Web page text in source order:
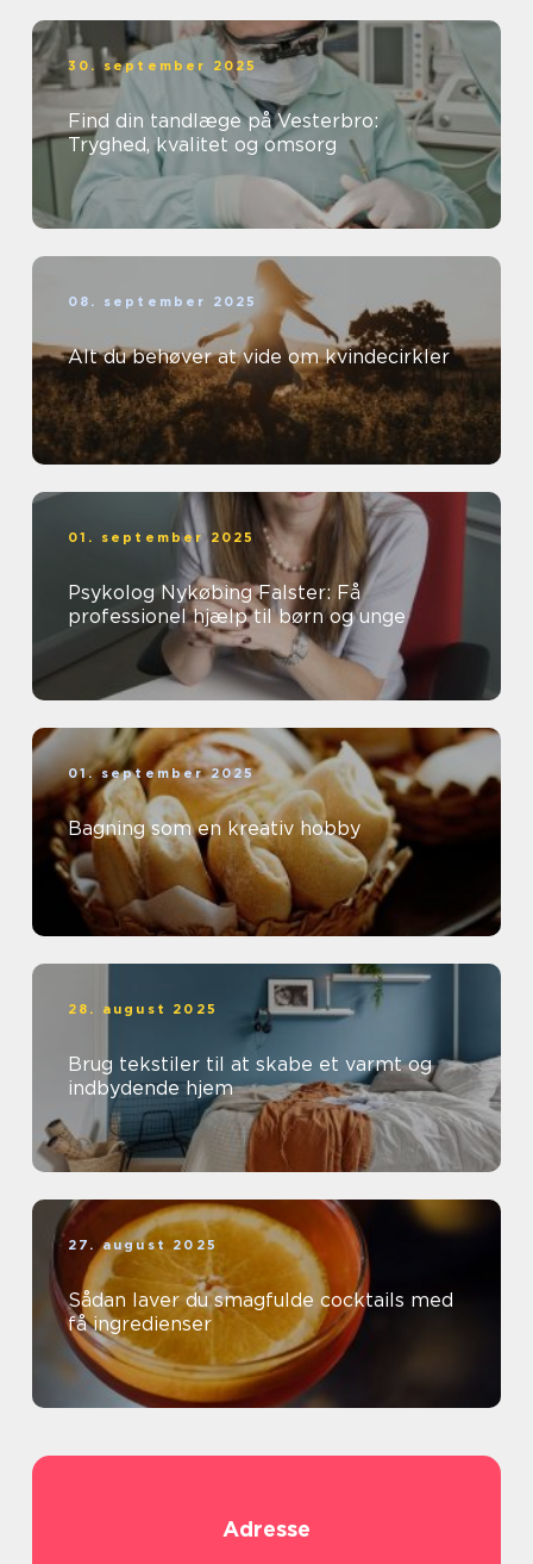
30. september 2025
Find din tandlæge på Vesterbro:
Tryghed, kvalitet og omsorg
08. september 2025
Alt du behøver at vide om kvindecirkler
01. september 2025
Psykolog Nykøbing Falster: Få
professionel hjælp til børn og unge
01. september 2025
Bagning som en kreativ hobby
28. august 2025
Brug tekstiler til at skabe et varmt og
indbydende hjem
27. august 2025
Sådan laver du smagfulde cocktails med
få ingredienser
Adresse